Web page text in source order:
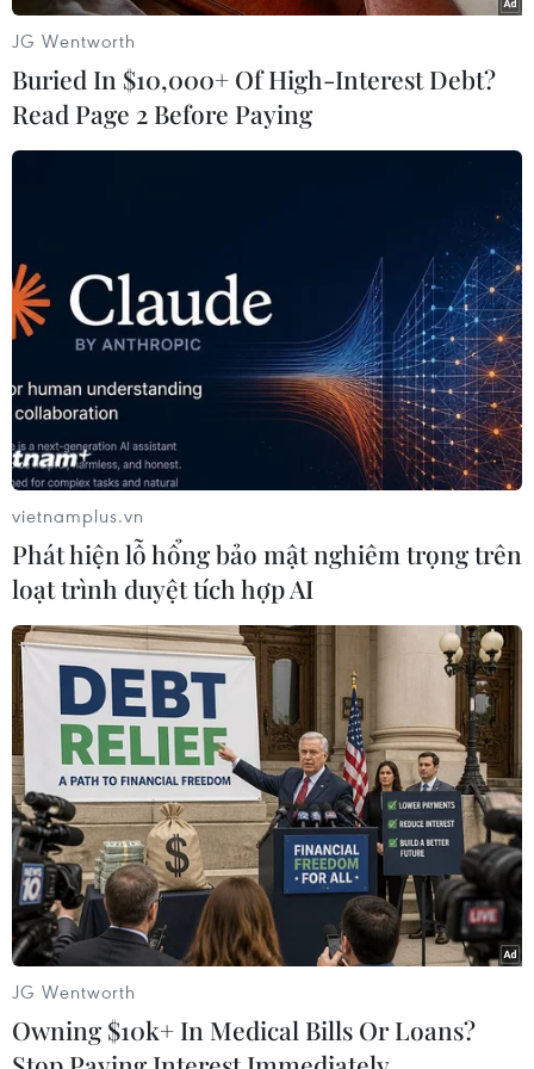
Edmunds.com Lacey Plache cho hay bàcũng lạc
Bà nói: “Điều đáng khích lệ chính là sức mạnh
cạnhtranh hiện nay giữa các hãng xe. Khách
công nghệ mới đầy thú vị và cả khả năng các
mẫu xe này có mức giá thấphơn trong bối cảnh
các hãng xe tiếp tục cuộc chiến giành giật thị
trường”.
Các xu hướng khác mà Plache dự báo trong
ngành ôtô Mỹ trong năm tới còn cómức giá thấp
hơn dành cho xe đã qua sử dụng và việc doanh
số xe tải bán ra tănglên./.
Huy Bình (Vietnam+)
#Thị trường Mỹ #Doanh số
#Xe mới
#Vách đá tài chính
Anh Áo Mỹ
JG Wentworth
Buried In $10,000+ Of High-Interest Debt?
Read Page 2 Before Paying
vietnamplus.vn
Phát hiện lỗ hổng bảo mật nghiêm trọng trên
loạt trình duyệt tích hợp AI
JG Wentworth
Owning $10k+ In Medical Bills Or Loans?